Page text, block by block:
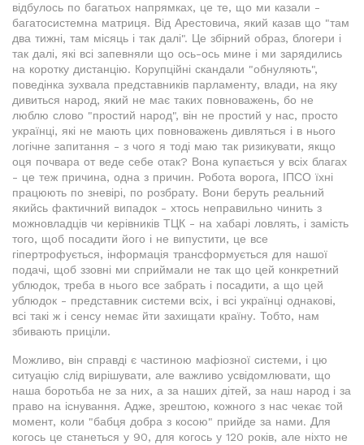
відбулось по багатьох напрямках, це те, що ми казали -
багатосистемна матриця. Від Арестовича, який казав що "там
два тижні, там місяць і так далі". Це збірний образ, блогери і
так далі, які всі запевняли що ось-ось мине і ми зарядились
на коротку дистанцію. Корупційні скандали "обнуляють",
поведінка зухвала представників парламенту, влади, на яку
дивиться народ, який не має таких повноважень, бо не
люблю слово "простий народ", він не простий у нас, просто
українці, які не мають цих повноважень дивляться і в нього
логічне запитання - з чого я тоді маю так ризикувати, якщо
оця почвара от веде себе отак? Вона купається у всіх благах
- це теж причина, одна з причин. Робота ворога, ІПСО їхні
працюють по зневірі, по розбрату. Вони беруть реальний
якийсь фактичний випадок - хтось неправильно чинить з
можновладців чи керівників ТЦК - на хабарі ловлять, і замість
того, щоб посадити його і не випустити, це все
гіпертрофується, інформація трансформується для нашої
подачі, щоб ззовні ми сприймали не так що цей конкретний
ублюдок, треба в нього все забрать і посадити, а що цей
ублюдок - представник системи всіх, і всі українці однакові,
всі такі ж і сенсу немає йти захищати країну. Тобто, нам
збивають приціли.
Можливо, він справді є частиною мафіозної системи, і цю
ситуацію слід вирішувати, але важливо усвідомлювати, що
наша боротьба не за них, а за наших дітей, за наш народ і за
право на існування. Адже, зрештою, кожного з нас чекає той
момент, коли "бабця добра з косою" прийде за нами. Для
когось це станеться у 90, для когось у 120 років, але ніхто не